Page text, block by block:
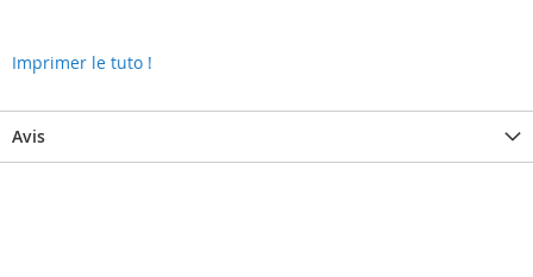
Imprimer le tuto !
Avis